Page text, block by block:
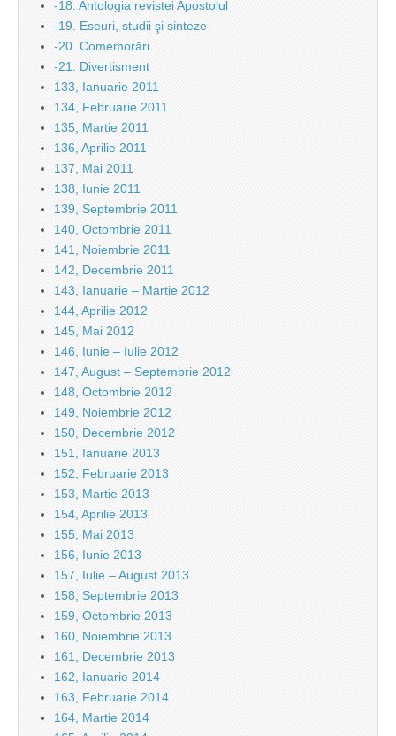
-18. Antologia revistei Apostolul
-19. Eseuri, studii şi sinteze
-20. Comemorări
-21. Divertisment
133, Ianuarie 2011
134, Februarie 2011
135, Martie 2011
136, Aprilie 2011
137, Mai 2011
138, Iunie 2011
139, Septembrie 2011
140, Octombrie 2011
141, Noiembrie 2011
142, Decembrie 2011
143, Ianuarie – Martie 2012
144, Aprilie 2012
145, Mai 2012
146, Iunie – Iulie 2012
147, August – Septembrie 2012
148, Octombrie 2012
149, Noiembrie 2012
150, Decembrie 2012
151, Ianuarie 2013
152, Februarie 2013
153, Martie 2013
154, Aprilie 2013
155, Mai 2013
156, Iunie 2013
157, Iulie – August 2013
158, Septembrie 2013
159, Octombrie 2013
160, Noiembrie 2013
161, Decembrie 2013
162, Ianuarie 2014
163, Februarie 2014
164, Martie 2014